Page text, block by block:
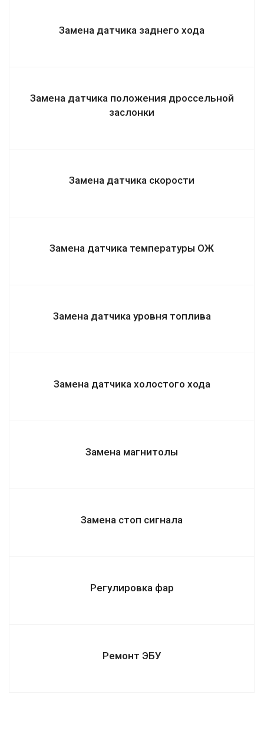
Замена датчика заднего хода
Замена датчика положения дроссельной
заслонки
Замена датчика скорости
Замена датчика температуры ОЖ
Замена датчика уровня топлива
Замена датчика холостого хода
Замена магнитолы
Замена стоп сигнала
Регулировка фар
Ремонт ЭБУ